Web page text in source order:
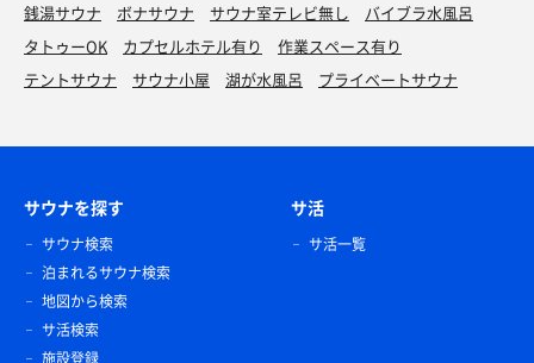
銭湯サウナ
ボナサウナ サウナ室テレビ無し
バイブラ水風呂
タトゥーOK
カプセルホテル有り
作業スペース有り
テントサウナ
サウナ小屋 湖が水風呂 プライベートサウナ
サウナを探す
サウナ検索
泊まれるサウナ検索
地図から検索
サ活検索
施設登録
サ活
サ活一覧